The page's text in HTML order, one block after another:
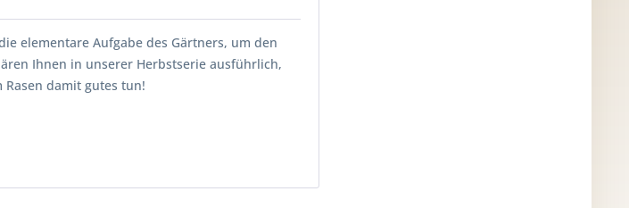
elementare Aufgabe des Gärtners, um den
Ihnen in unserer Herbstserie ausführlich,
damit gutes tun!